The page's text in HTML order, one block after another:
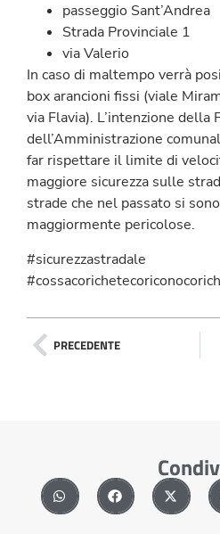
passeggio Sant’Andrea
Strada Provinciale 1
via Valerio
In caso di maltempo verrà
box arancioni fissi (viale
via Flavia). L’intenzione della
dell’Amministrazione
far rispettare il limite di
maggiore sicurezza sulle
strade che nel passato si
maggiormente pericolose.
#sicurezzastradale
PRECEDENTE